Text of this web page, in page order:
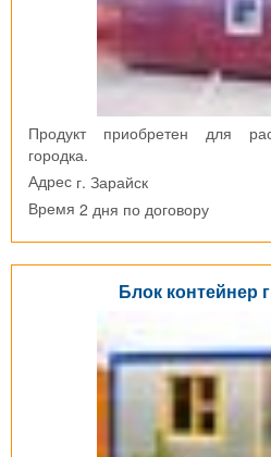
Продукт приобретен для
городка.
Адрес г. Зарайск
Время 2 дня по договору
Блок контейнер